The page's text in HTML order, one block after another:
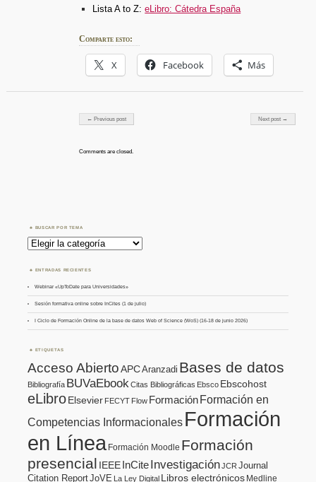
Lista A to Z:eLibro: Cátedra España
Comparte esto:
X Facebook Más
Post navigation
← Previous post Next post →
Comments are closed.
BUSCAR POR TEMA
Buscar
por
Tema
ENTRADAS RECIENTES
Webinar «UpToDate para Universidades»
Sesión formativa online sobre InCites (1 de julio)
I Ciclo de Formación Online de la base de datos Web of Science (WoS) (16-18 de junio 2026)
ETIQUETAS
Acceso AbiertoAPCAranzadi Bases de datos
Bibliografía BUVaEbookCitas Bibliográficas Ebsco Ebscohost
eLibroElsevier FECYT Flow FormaciónFormación en
Competencias Informacionales Formación
en Línea Formación Moodle Formación
presencial IEEE InCite InvestigaciónJCR Journal
Citation ReportJoVE La Ley Digital Libros electrónicos Medline